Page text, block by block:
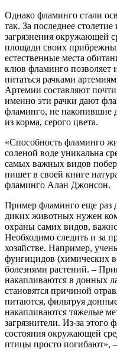
Однако фламинго стали
так. За последнее
загрязнения окружающей
площади своих
естественные места
клюв фламинго позволяет
питаться рачками
Артемии составляют
именно эти рачки дают
фламинго, не накопившие
из корма, серого цвета.
«Способность фламинго
соленой воде уникальна
самых важных видов
пишет в своей книге
фламинго Алан Джонсон.
Пример фламинго еще раз
диких животных нужен
охраны самих видов,
Необходимо следить и за
хозяйстве. Например,
фунгицидов (химических
болезнями растений. –
накапливаются в донных
становятся причиной
питаются, фильтруя
накапливаются тяжелые
загрязнители. Из-за этого
состояния окружающей
птицы просто погибают»,